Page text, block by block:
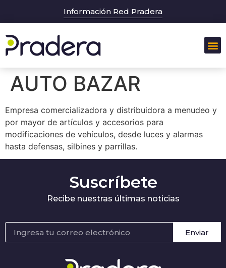
Información Red Pradera
AUTO BAZAR
Empresa comercializadora y distribuidora a menudeo y
por mayor de artículos y accesorios para
modificaciones de vehículos, desde luces y alarmas
hasta defensas, silbines y parrillas.
Suscríbete
Recibe nuestras últimas noticias
Enviar